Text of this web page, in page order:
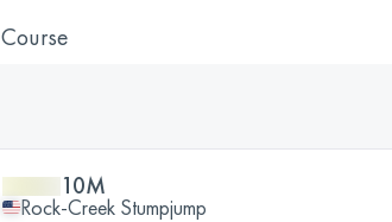
Course
10M
Rock-Creek Stumpjump